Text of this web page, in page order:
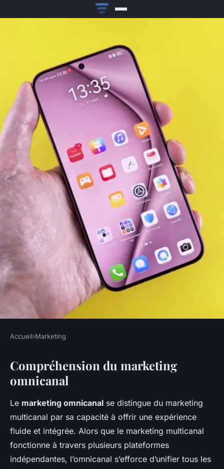
Comment le marketing
omnicanal améliore
l'expérience client
admin • 20 décembre 2024 4 min de lecture
Accueil›Marketing
Compréhension du marketing
omnicanal
Le marketing omnicanal se distingue du marketing
multicanal par sa capacité à offrir une expérience
fluide et intégrée. Alors que le marketing multicanal
fonctionne à travers plusieurs plateformes
indépendantes, l’omnicanal s’efforce d’unifier tous les